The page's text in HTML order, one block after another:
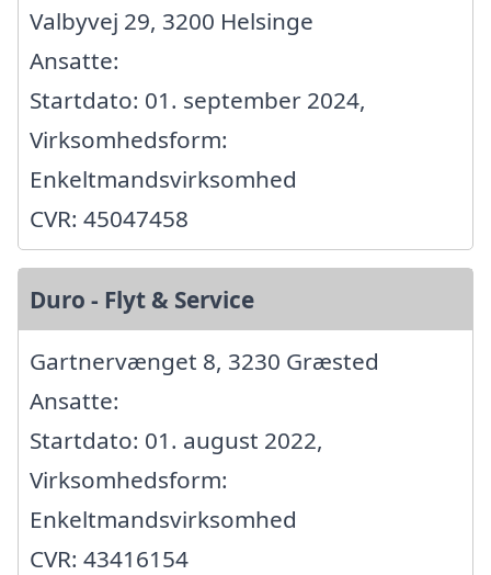
Valbyvej 29, 3200 Helsinge
Ansatte:
Startdato: 01. september 2024,
Virksomhedsform:
Enkeltmandsvirksomhed
CVR: 45047458
Duro - Flyt & Service
Gartnervænget 8, 3230 Græsted
Ansatte:
Startdato: 01. august 2022,
Virksomhedsform:
Enkeltmandsvirksomhed
CVR: 43416154